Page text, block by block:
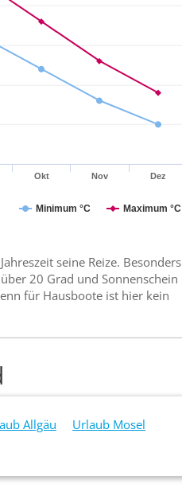
Minimum °C Maximum °C
Okt Nov Dez
seine Reize. Besonders
20 Grad und Sonnenschein
für Hausboote ist hier kein
Allgäu
Urlaub Mosel